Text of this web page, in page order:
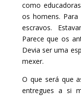
como
os homens.
escravos.
Parece que os
Devia ser uma
mexer.
O que será que
entregues a si